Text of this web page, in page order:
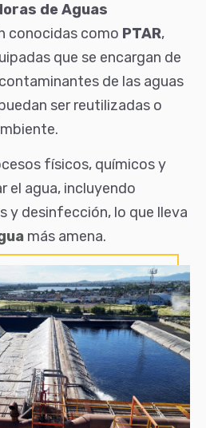
de Aguas
conocidas como PTAR,
que se encargan de
de las aguas
ser reutilizadas o
físicos, químicos y
el agua, incluyendo
y desinfección, lo que lleva
más amena.